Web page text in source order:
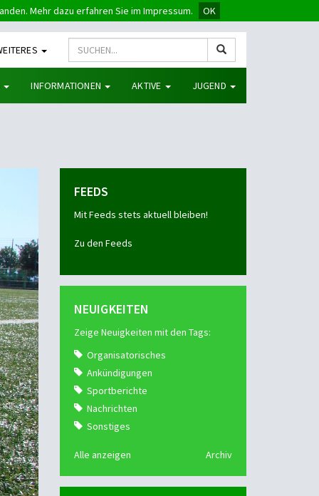
Mehr dazu erfahren Sie im Impressum. OK
INFORMATIONEN AKTIVE JUGEND
FEEDS
Mit Feeds stets aktuell bleiben!
Zu den Feeds
NEUIGKEITEN
Zeige Neuigkeiten mit den Tags:
Organisatorisches
Ankündigungen
Sportberichte
Nachrichten
Sonstiges
Alle anzeigen Archiv